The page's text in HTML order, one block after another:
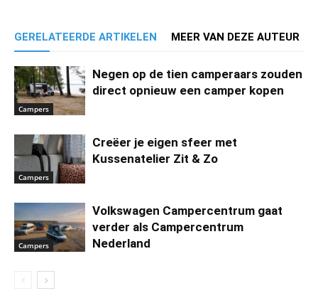
GERELATEERDE ARTIKELEN MEER VAN DEZE AUTEUR
Campers
Negen op de tien camperaars zouden
direct opnieuw een camper kopen
Campers
Creëer je eigen sfeer met
Kussenatelier Zit & Zo
Campers
Volkswagen Campercentrum gaat
verder als Campercentrum
Nederland